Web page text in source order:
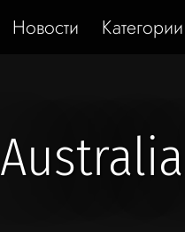
Новости Категории